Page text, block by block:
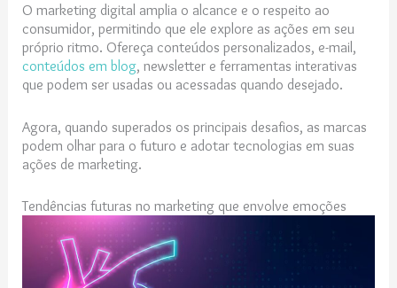
O marketing digital amplia o alcance e o respeito ao
consumidor, permitindo que ele explore as ações em seu
próprio ritmo. Ofereça conteúdos personalizados, e-mail,
conteúdos em blog, newsletter e ferramentas interativas
que podem ser usadas ou acessadas quando desejado.
Agora, quando superados os principais desafios, as marcas
podem olhar para o futuro e adotar tecnologias em suas
ações de marketing.
Tendências futuras no marketing que envolve emoções